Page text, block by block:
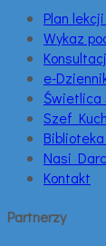
Plan
Wykaz
e-
Świetlica
Szef
Nasi
Kontakt
Partnerzy